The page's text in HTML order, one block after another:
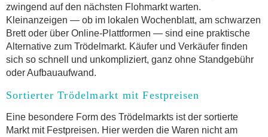
zwingend auf den nächsten Flohmarkt warten.
Kleinanzeigen — ob im lokalen Wochenblatt, am schwarzen
Brett oder über Online-Plattformen — sind eine praktische
Alternative zum Trödelmarkt. Käufer und Verkäufer finden
sich so schnell und unkompliziert, ganz ohne Standgebühr
oder Aufbauaufwand.
Sortierter Trödelmarkt mit Festpreisen
Eine besondere Form des Trödelmarkts ist der sortierte
Markt mit Festpreisen. Hier werden die Waren nicht am